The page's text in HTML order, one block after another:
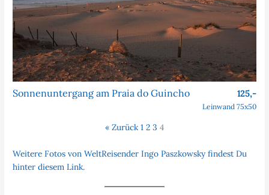
Sonnenuntergang am Praia do Guincho 125,-
Leinwand 75x50
« Zurück 1 2 3 4
Weitere Fotos von WeltReisender Ingo Paszkowsky findest Du
hinter diesem Link.